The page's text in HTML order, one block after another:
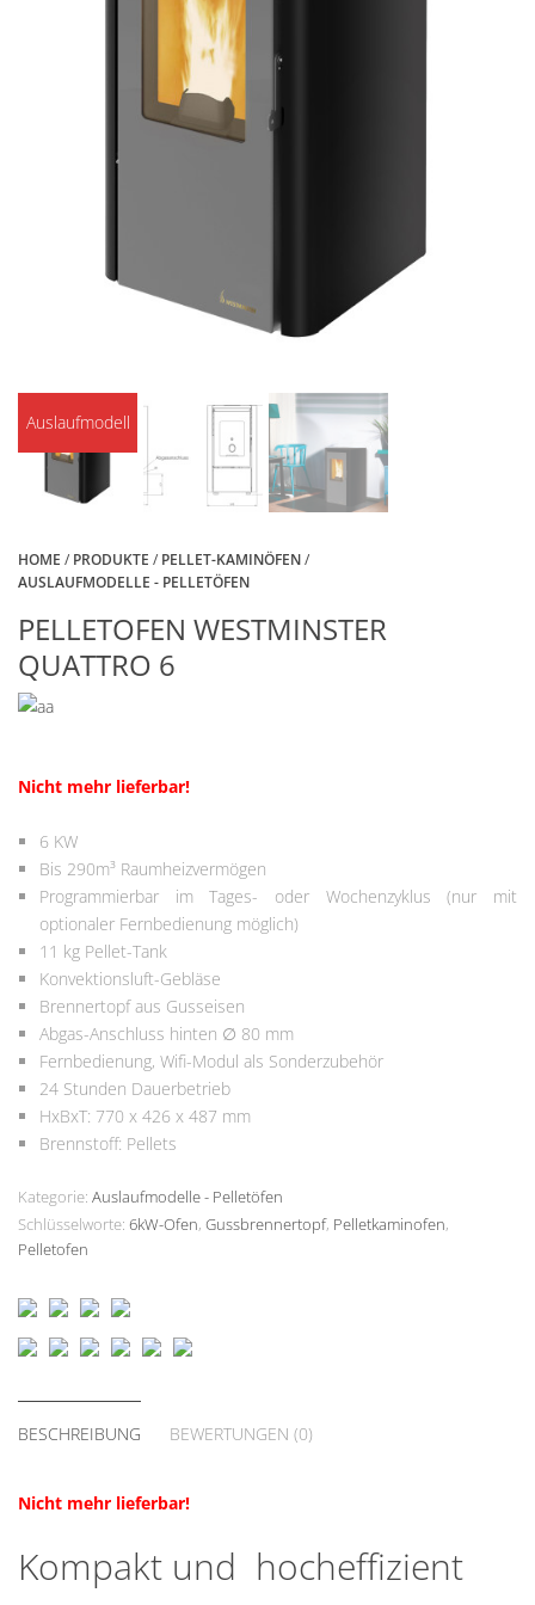
Auslaufmodell
HOME / PRODUKTE / PELLET-KAMINÖFEN/
AUSLAUFMODELLE - PELLETÖFEN
PELLETOFEN WESTMINSTER
QUATTRO 6
Nicht mehr lieferbar!
6 KW
Bis 290m³ Raumheizvermögen
Programmierbar im Tages- oder Wochenzyklus (nur mit
optionaler Fernbedienung möglich)
11 kg Pellet-Tank
Konvektionsluft-Gebläse
Brennertopf aus Gusseisen
Abgas-Anschluss hinten ∅ 80 mm
Fernbedienung, Wifi-Modul als Sonderzubehör
24 Stunden Dauerbetrieb
HxBxT: 770 x 426 x 487 mm
Brennstoff: Pellets
Kategorie: Auslaufmodelle - Pelletöfen
Schlüsselworte: 6kW-Ofen, Gussbrennertopf, Pelletkaminofen,
Pelletofen
BESCHREIBUNG BEWERTUNGEN (0)
Nicht mehr lieferbar!
Kompakt und hocheffizient